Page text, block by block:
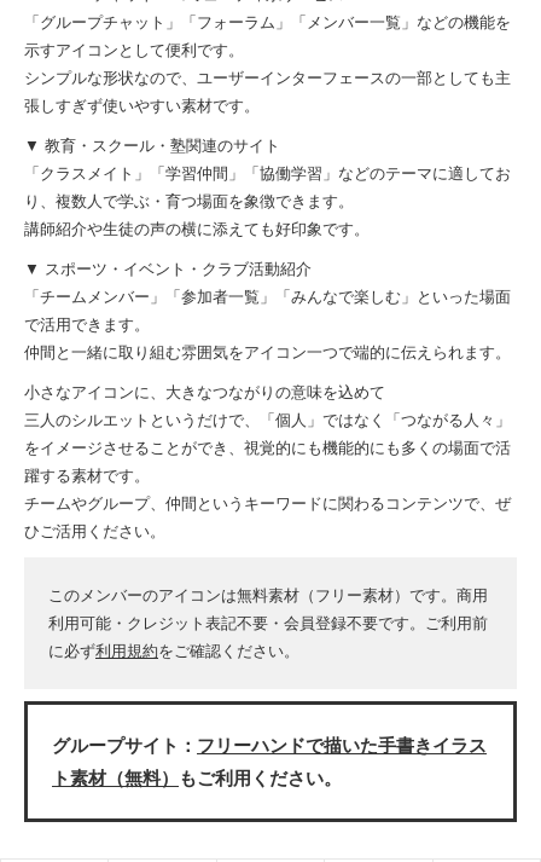
「グループチャット」「フォーラム」「メンバー一覧」などの機能を
示すアイコンとして便利です。
シンプルな形状なので、ユーザーインターフェースの一部としても主
張しすぎず使いやすい素材です。
▼ 教育・スクール・塾関連のサイト
「クラスメイト」「学習仲間」「協働学習」などのテーマに適してお
り、複数人で学ぶ・育つ場面を象徴できます。
講師紹介や生徒の声の横に添えても好印象です。
▼ スポーツ・イベント・クラブ活動紹介
「チームメンバー」「参加者一覧」「みんなで楽しむ」といった場面
で活用できます。
仲間と一緒に取り組む雰囲気をアイコン一つで端的に伝えられます。
小さなアイコンに、大きなつながりの意味を込めて
三人のシルエットというだけで、「個人」ではなく「つながる人々」
をイメージさせることができ、視覚的にも機能的にも多くの場面で活
躍する素材です。
チームやグループ、仲間というキーワードに関わるコンテンツで、ぜ
ひご活用ください。
このメンバーのアイコンは無料素材（フリー素材）です。商用
利用可能・クレジット表記不要・会員登録不要です。ご利用前
に必ず利用規約をご確認ください。
グループサイト： フリーハンドで描いた手書きイラス
ト素材（無料）
もご利用ください。